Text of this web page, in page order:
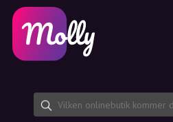
Hudvård
Hårvård
Dela rabattkod
Funktioner
Jobb
Om oss
Plattform
Molly till iPhone och iPad
Molly till Android
SE
EN